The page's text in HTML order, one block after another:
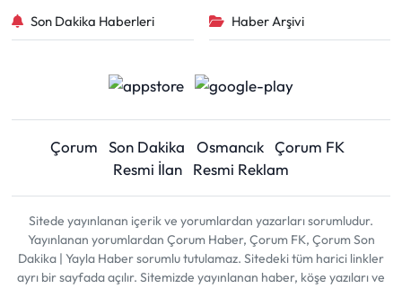
Son Dakika Haberleri Haber Arşivi
Çorum Son Dakika Osmancık Çorum FK
Resmi İlan
Resmi Reklam
Sitede yayınlanan içerik ve yorumlardan yazarları sorumludur.
Yayınlanan yorumlardan Çorum Haber, Çorum FK, Çorum Son
Dakika | Yayla Haber sorumlu tutulamaz. Sitedeki tüm harici linkler
ayrı bir sayfada açılır. Sitemizde yayınlanan haber, köşe yazıları ve